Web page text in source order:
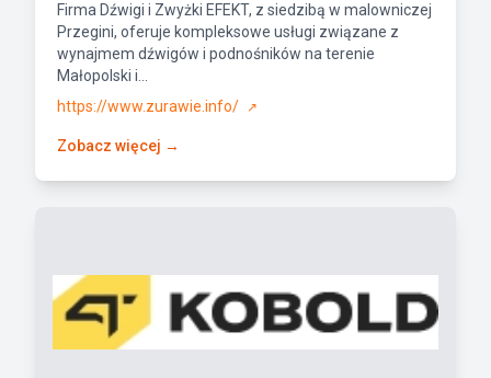
Firma Dźwigi i Zwyżki EFEKT, z siedzibą w malowniczej
Przegini, oferuje kompleksowe usługi związane z
wynajmem dźwigów i podnośników na terenie
Małopolski i...
https://www.zurawie.info/
↗
Zobacz więcej →